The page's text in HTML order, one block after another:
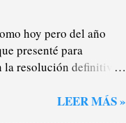
hoy pero del año
presenté para
la resolución definitiva.
cursos de la ESO el
LEER MÁS »